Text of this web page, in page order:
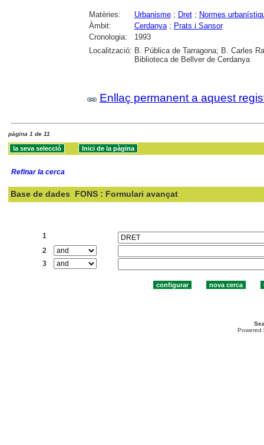
Matèries: Urbanisme; Dret; Normes
Àmbit:
Cerdanya; Prats i Sansor
Cronologia:
1993
Localització: B. Pública de Tarragona; B. Carles
Biblioteca de Bellver de Cerdanya
Enllaç permanent a aquest
pàgina 1 de 11
Refinar la cerca
Base de dades FONS : Formulari avançat
1
2
3